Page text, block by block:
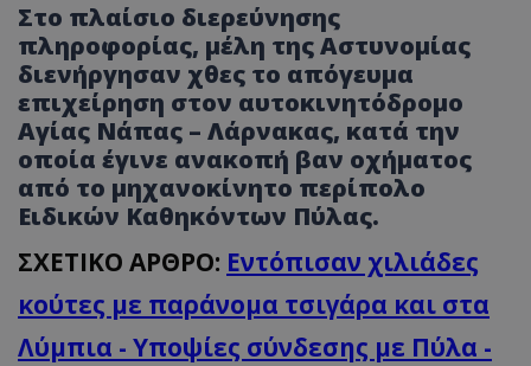
Στο πλαίσιο διερεύνησης
πληροφορίας, μέλη της Αστυνομίας
διενήργησαν χθες το απόγευμα
επιχείρηση στον αυτοκινητόδρομο
Αγίας Νάπας – Λάρνακας, κατά την
οποία έγινε ανακοπή βαν οχήματος
από το μηχανοκίνητο περίπολο
Ειδικών Καθηκόντων Πύλας.
ΣΧΕΤΙΚΟ ΑΡΘΡΟ: Εντόπισαν χιλιάδες
κούτες με παράνομα τσιγάρα και στα
Λύμπια - Υποψίες σύνδεσης με Πύλα -